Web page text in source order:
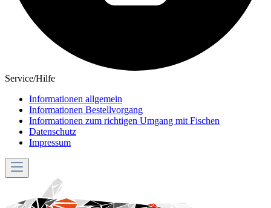
Service/Hilfe
Informationen allgemein
Informationen Bestellvorgang
Informationen zum richtigen Umgang mit Fischen
Datenschutz
Impressum